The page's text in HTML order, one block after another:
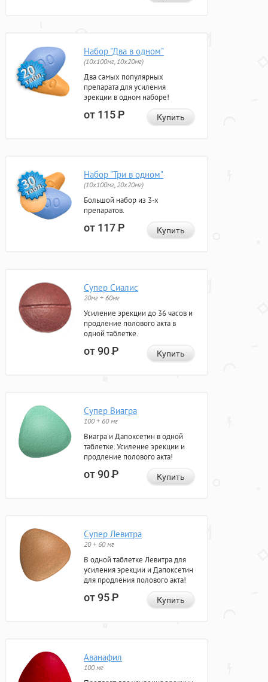
Набор "Два в одном"
(10x100мг, 10x20мг)
Два самых популярных
препарата для усиления
эрекции в одном наборе!
от 115Р Купить
Набор "Три в одном"
(10x100мг, 20x20мг)
Большой набор из 3-х
препаратов.
от 117Р Купить
Супер Сиалис
20мг + 60мг
Усиление эрекции до 36 часов и
продление полового акта в
одной таблетке.
от 90Р Купить
Супер Виагра
100 + 60 мг
Виагра и Дапоксетин в одной
таблетке. Усиление эрекции и
продление полового акта!
от 90Р Купить
Супер Левитра
20 + 60 мг
В одной таблетке Левитра для
усиления эрекции и Дапоксетин
для продления полового акта!
от 95Р Купить
Аванафил
100 мг